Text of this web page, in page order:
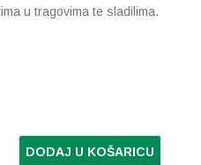
u tragovima te sladilima.
DODAJ U KOŠARICU